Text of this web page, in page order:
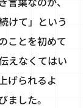
けて」という
ことを初めて
えなくてはい
げられるよ
した。